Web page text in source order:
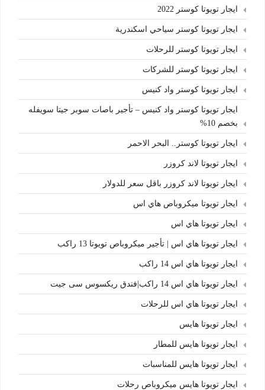
ايجار تويوتا كوستر 2022
ايجار تويوتا كوستر سياحي اسكندرية
ايجار تويوتا كوستر للرحلات
ايجار تويوتا كوستر للشركات
ايجار تويوتا كوستر واد كنيس
ايجار تويوتا كوستر واد كنيس – تأجير باصات سوبر جيتا سويفله
بخصم 10%
ايجار تويوتا كوستر.. البحر الاحمر
ايجار تويوتا لاند كروزر
ايجار تويوتا لاند كروزر باقل سعر للدولار
ايجار تويوتا ميكروباص هاي اس
ايجار تويوتا هاي اس
ايجار تويوتا هاي اس | تأجير ميكروباص تويوتا 13 راكب
ايجار تويوتا هاي اس 14 راكب
ايجار تويوتا هاي اس 14 راكب|فندق ريكسوس سى جيت
ايجار تويوتا هاي اس للرحلات
ايجار تويوتا هايس
ايجار تويوتا هايس للمطار
ايجار تويوتا هايس للمناسبات
ايجار تويوتا هايس ميكروباص رحلات